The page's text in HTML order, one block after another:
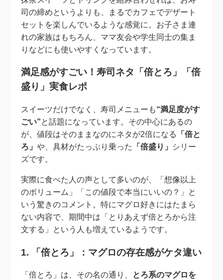
司の締めというよりも、まるでカフェでデザート
セットを楽しんでいるような感覚に。お子さま連
れの家族はもちろん、ママ友会や学生同士の集ま
りなどにも使いやすくなっています。
満足感がすごい！寿司ネタ「倍とろ」「倍
盛り」実食レポ
スイーツだけでなく、寿司メニューも“満足度がす
ごい”と話題になっています。その中心にあるの
が、値段はそのままなのにネタが2倍になる
「倍と
ろ」や、具材がたっぷり乗った 「倍盛り」 シリー
ズです。
実際に食べた人の声として多いのが、「想像以上
のボリューム」「この値段で本当にいいの？」と
いう驚きのコメント。特にマグロ好きにはたまら
ない内容で、期間中は「とりあえず倍とろから注
文する」という人も増えているようです。
1. 「倍とろ」：マグロの存在感がケタ違い
「倍とろ」は、その名の通り、 とろ系のマグロを